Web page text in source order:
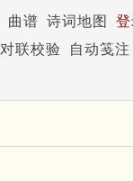
曲谱 诗词地图
对联校验
自动笺注